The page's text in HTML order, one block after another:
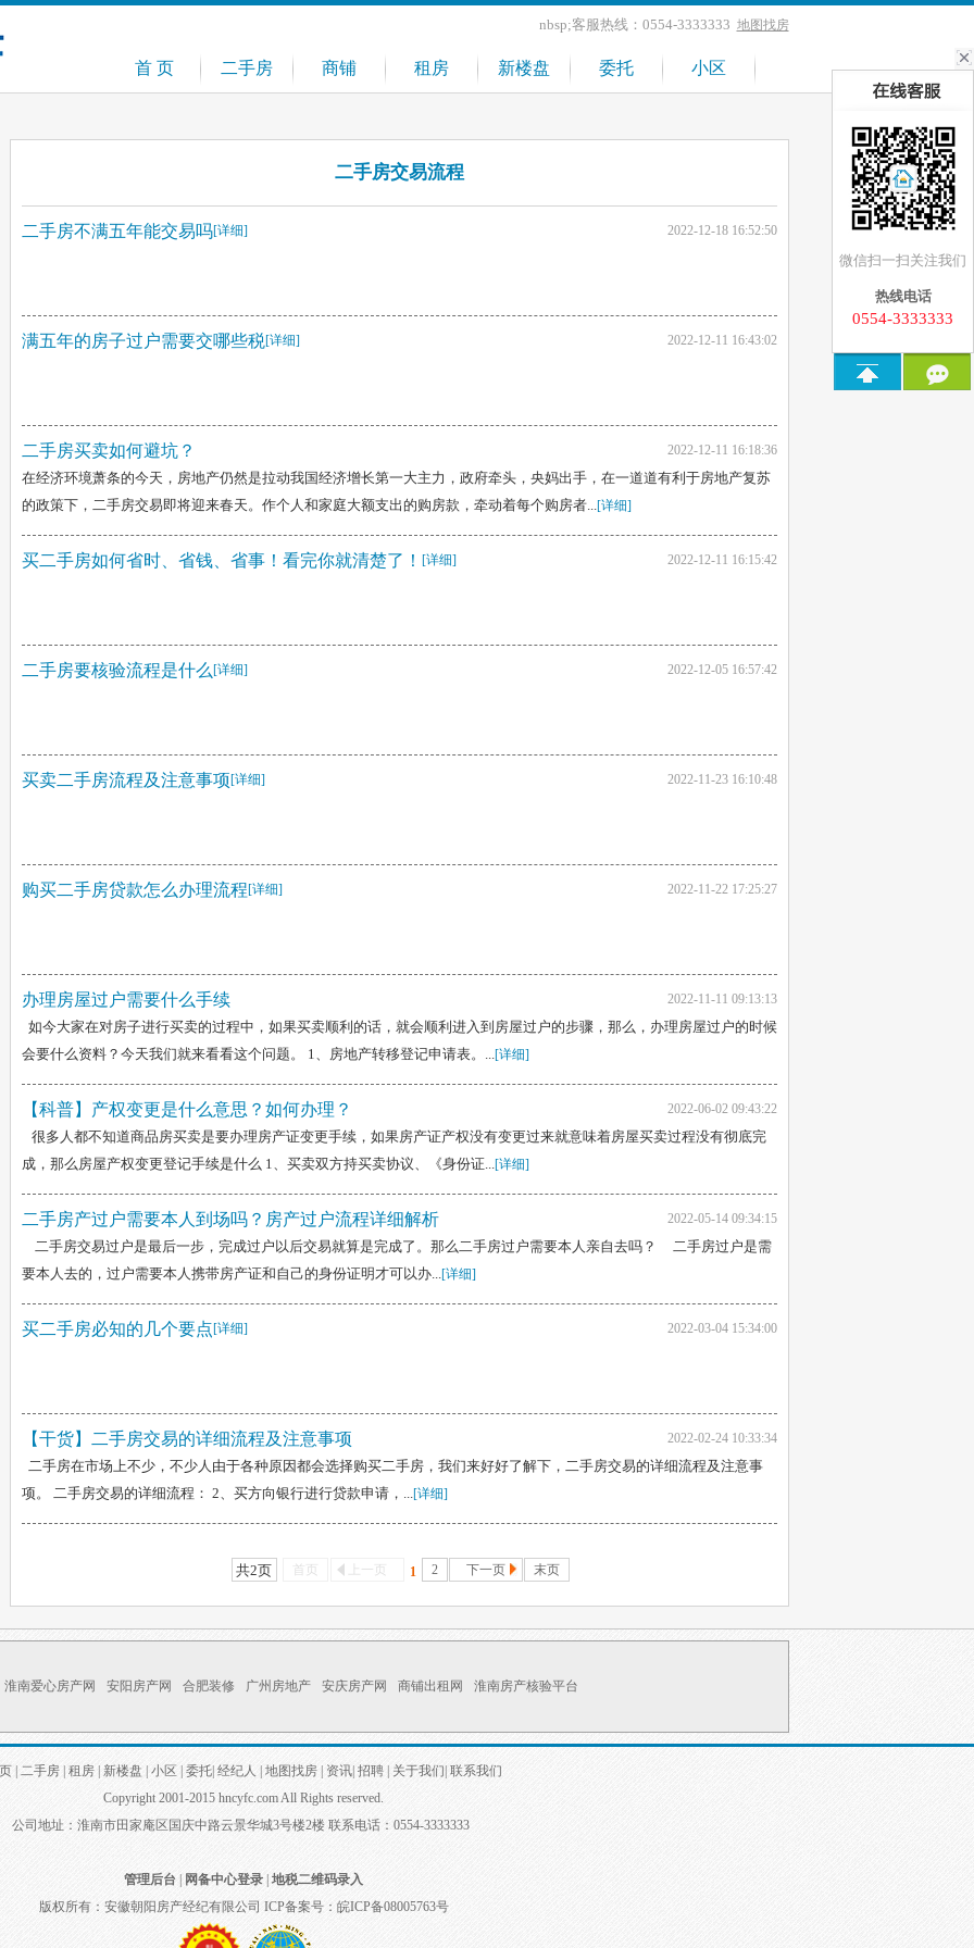
nbsp;客服热线：0554-3333333 地图找房
首 页 二手房 商铺 租房 新楼盘 委托 小区
微信扫一扫关注我们
热线电话
0554-3333333
二手房交易流程
二手房不满五年能交易吗 2022-12-18 16:52:50
[详细]
满五年的房子过户需要交哪些税 2022-12-11 16:43:02
[详细]
二手房买卖如何避坑？ 2022-12-11 16:18:36
在经济环境萧条的今天，房地产仍然是拉动我国经济增长第一大主力，政府牵头，央妈出手，在一道道有利于房地产复苏
的政策下，二手房交易即将迎来春天。作个人和家庭大额支出的购房款，牵动着每个购房者...[详细]
买二手房如何省时、省钱、省事！看完你就清楚了！ 2022-12-11 16:15:42
[详细]
二手房要核验流程是什么 2022-12-05 16:57:42
[详细]
买卖二手房流程及注意事项 2022-11-23 16:10:48
[详细]
购买二手房贷款怎么办理流程 2022-11-22 17:25:27
[详细]
办理房屋过户需要什么手续 2022-11-11 09:13:13
如今大家在对房子进行买卖的过程中，如果买卖顺利的话，就会顺利进入到房屋过户的步骤，那么，办理房屋过户的时候
会要什么资料？今天我们就来看看这个问题。 1、房地产转移登记申请表。...[详细]
【科普】产权变更是什么意思？如何办理？ 2022-06-02 09:43:22
很多人都不知道商品房买卖是要办理房产证变更手续，如果房产证产权没有变更过来就意味着房屋买卖过程没有彻底完
成，那么房屋产权变更登记手续是什么 1、买卖双方持买卖协议、《身份证...[详细]
二手房产过户需要本人到场吗？房产过户流程详细解析 2022-05-14 09:34:15
二手房交易过户是最后一步，完成过户以后交易就算是完成了。那么二手房过户需要本人亲自去吗？ 二手房过户是需
要本人去的，过户需要本人携带房产证和自己的身份证明才可以办...[详细]
买二手房必知的几个要点 2022-03-04 15:34:00
[详细]
【干货】二手房交易的详细流程及注意事项 2022-02-24 10:33:34
二手房在市场上不少，不少人由于各种原因都会选择购买二手房，我们来好好了解下，二手房交易的详细流程及注意事
项。 二手房交易的详细流程： 2、买方向银行进行贷款申请，...[详细]
共2页 首页 上一页 1 2 下一页 末页
淮南爱心房产网 安阳房产网 合肥装修 广州房地产 安庆房产网 商铺出租网 淮南房产核验平台
| 二手房| 租房| 新楼盘 小区 委托| 经纪人 地图找房| 资讯| 招聘| 关于我们 联系我们
Copyright 2001-2015 hncyfc.com All Rights reserved.
公司地址：淮南市田家庵区国庆中路云景华城3号楼2楼 联系电话：0554-3333333
管理后台 网备中心登录 |地税二维码录入
版权所有：安徽朝阳房产经纪有限公司 ICP备案号：皖ICP备08005763号